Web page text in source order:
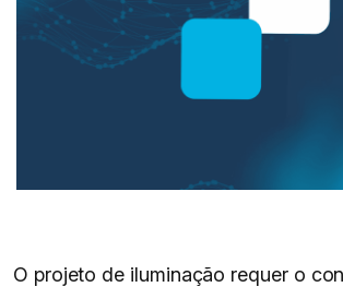
O projeto de iluminação requer o